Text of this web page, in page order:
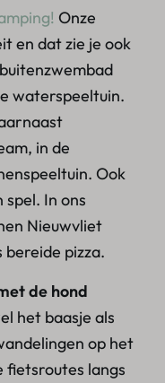
Onze
en dat zie je ook
waterspeeltuin.
in de
Ook
In ons
Nieuwvliet
pizza.
de hond
het baasje als
op het
fietsroutes langs